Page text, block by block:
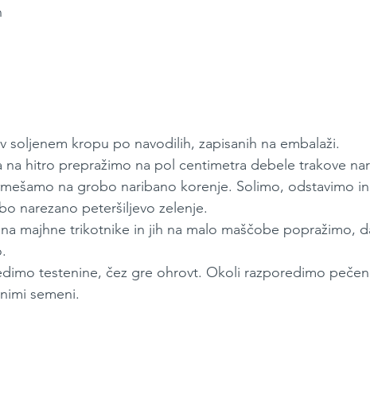
soljenem kropu po navodilih, zapisanih na embalaži.
na hitro prepražimo na pol centimetra debele trakove
na grobo naribano korenje. Solimo, odstavimo in
narezano peteršiljevo zelenje.
na majhne trikotnike in jih na malo maščobe popražimo,
testenine, čez gre ohrovt. Okoli razporedimo pečen
semeni.